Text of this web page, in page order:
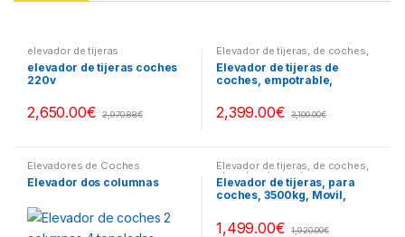
elevador de tijeras
elevador de tijeras coches
220v
2,650.00€ 2,970.88€
Elevador de tijeras, de coches
elevador-de-coches
Elevador de tijeras de
coches, empotrable,
2,399.00€ 3,100.00€
Elevadores de Coches
Elevador dos columnas
Elevador de tijeras, de coches,
elevador-de-coches
Elevador de tijeras, para
coches, 3500kg, Movil,
1,499.00€ 1,920.00€